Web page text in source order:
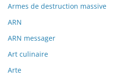
Armes de destruction massive
ARN
ARN messager
Art culinaire
Arte